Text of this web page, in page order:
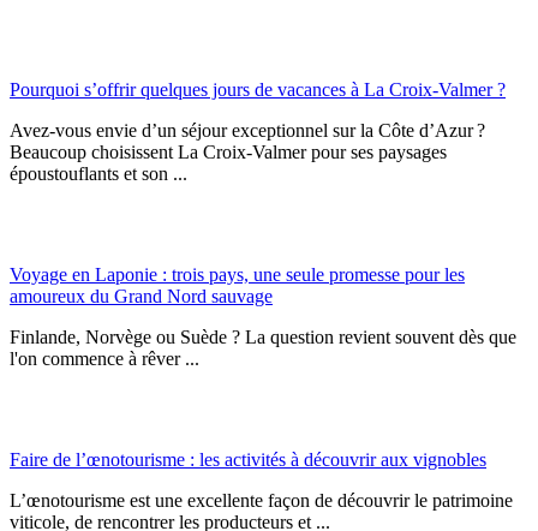
Pourquoi s’offrir quelques jours de vacances à La Croix-Valmer ?
Avez-vous envie d’un séjour exceptionnel sur la Côte d’Azur ?
Beaucoup choisissent La Croix-Valmer pour ses paysages
époustouflants et son ...
Voyage en Laponie : trois pays, une seule promesse pour les
amoureux du Grand Nord sauvage
Finlande, Norvège ou Suède ? La question revient souvent dès que
l'on commence à rêver ...
Faire de l’œnotourisme : les activités à découvrir aux vignobles
L’œnotourisme est une excellente façon de découvrir le patrimoine
viticole, de rencontrer les producteurs et ...